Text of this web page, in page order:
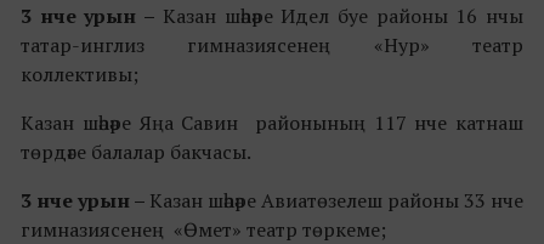
3 нче урын – Казан шәһәре Идел буе районы 16 нчы
татар-инглиз гимназиясенең «Нур» театр
коллективы;
Казан шәһәре Яңа Савин районының 117 нче катнаш
төрдәге балалар бакчасы.
3 нче урын – Казан шәһәре Авиатөзелеш районы 33 нче
гимназиясенең «Өмет» театр төркеме;